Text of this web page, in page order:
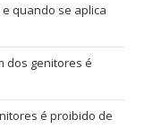
quando se aplica
dos genitores é
é proibido de